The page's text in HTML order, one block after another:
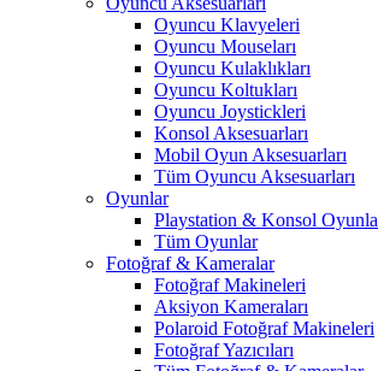
Oyuncu Klavyeleri
Oyuncu Mouseları
Oyuncu Kulaklıkları
Oyuncu Koltukları
Oyuncu Joystickleri
Konsol Aksesuarları
Mobil Oyun Aksesuarları
Tüm Oyuncu Aksesuarları
Oyunlar
Playstation & Konsol
Tüm Oyunlar
Fotoğraf & Kameralar
Fotoğraf Makineleri
Aksiyon Kameraları
Polaroid Fotoğraf Makineleri
Fotoğraf Yazıcıları